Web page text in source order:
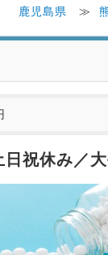
鹿児島県 ≫
日祝休み／